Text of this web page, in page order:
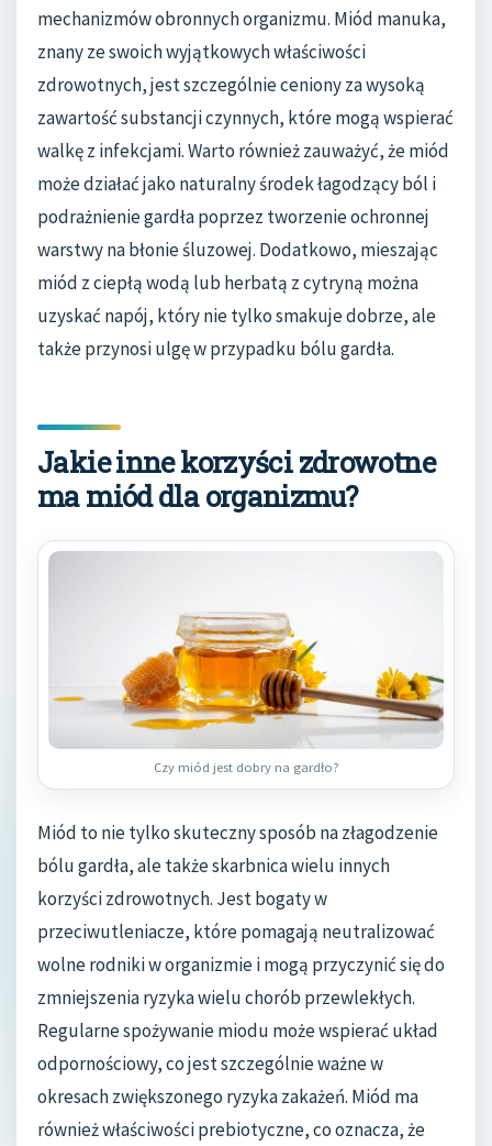
mechanizmów obronnych organizmu. Miód manuka,
znany ze swoich wyjątkowych właściwości
zdrowotnych, jest szczególnie ceniony za wysoką
zawartość substancji czynnych, które mogą wspierać
walkę z infekcjami. Warto również zauważyć, że miód
może działać jako naturalny środek łagodzący ból i
podrażnienie gardła poprzez tworzenie ochronnej
warstwy na błonie śluzowej. Dodatkowo, mieszając
miód z ciepłą wodą lub herbatą z cytryną można
uzyskać napój, który nie tylko smakuje dobrze, ale
także przynosi ulgę w przypadku bólu gardła.
Jakie inne korzyści zdrowotne
ma miód dla organizmu?
Czy miód jest dobry na gardło?
Miód to nie tylko skuteczny sposób na złagodzenie
bólu gardła, ale także skarbnica wielu innych
korzyści zdrowotnych. Jest bogaty w
przeciwutleniacze, które pomagają neutralizować
wolne rodniki w organizmie i mogą przyczynić się do
zmniejszenia ryzyka wielu chorób przewlekłych.
Regularne spożywanie miodu może wspierać układ
odpornościowy, co jest szczególnie ważne w
okresach zwiększonego ryzyka zakażeń. Miód ma
również właściwości prebiotyczne, co oznacza, że